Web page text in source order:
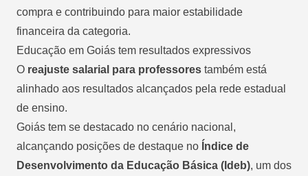
compra e contribuindo para maior estabilidade
financeira da categoria.
Educação em Goiás tem resultados expressivos
O reajuste salarial para professores também está
alinhado aos resultados alcançados pela rede estadual
de ensino.
Goiás tem se destacado no cenário nacional,
alcançando posições de destaque no Índice de
Desenvolvimento da Educação Básica (Ideb), um dos